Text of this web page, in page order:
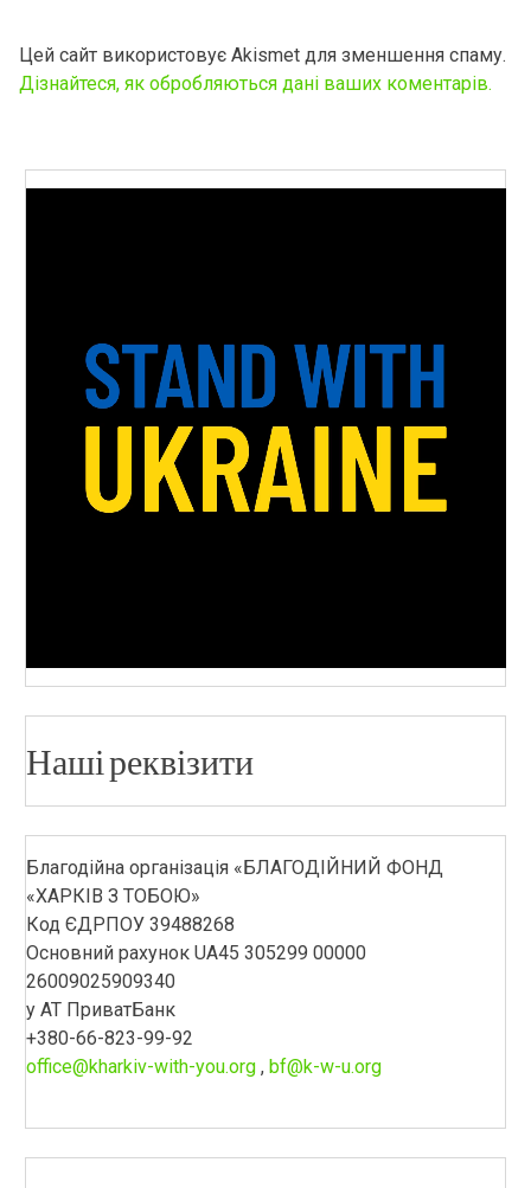
Цей сайт використовує Akismet для зменшення спаму.
Дізнайтеся, як обробляються дані ваших коментарів.
Наші реквізити
Благодійна організація «БЛАГОДІЙНИЙ ФОНД
«ХАРКІВ З ТОБОЮ»
Код ЄДРПОУ 39488268
Основний рахунок UA45 305299 00000
26009025909340
у АТ ПриватБанк
+380-66-823-99-92
office@kharkiv-with-you.org, bf@k-w-u.org